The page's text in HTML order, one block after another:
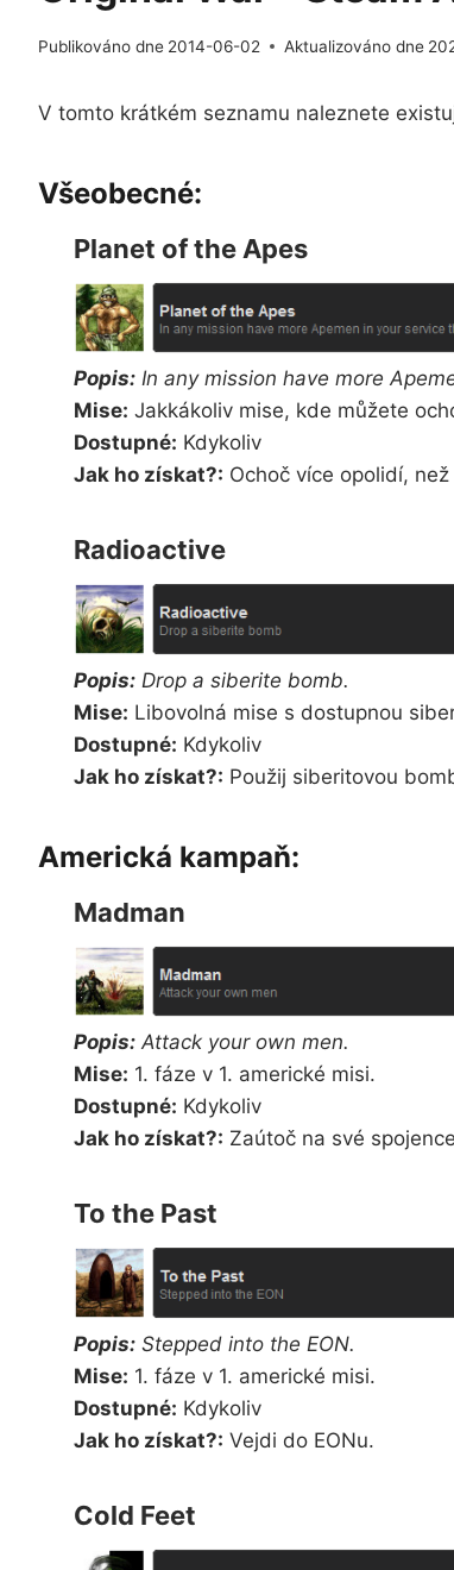
Publikováno dne 2014-06-02 Aktualizováno dne
V tomto krátkém seznamu naleznete
Všeobecné:
Planet of the Apes
Popis: In any mission have more
Mise: Jakkákoliv mise, kde můžete
Dostupné: Kdykoliv
Jak ho získat?: Ochoč více opolidí,
Radioactive
Popis: Drop a siberite bomb.
Mise: Libovolná mise s dostupnou
Dostupné: Kdykoliv
Jak ho získat?: Použij siberitovou
Americká kampaň:
Madman
Popis: Attack your own men.
Mise: 1. fáze v 1. americké misi.
Dostupné: Kdykoliv
Jak ho získat?: Zaútoč na své
To the Past
Popis: Stepped into the EON.
Mise: 1. fáze v 1. americké misi.
Dostupné: Kdykoliv
Jak ho získat?: Vejdi do EONu.
Cold Feet